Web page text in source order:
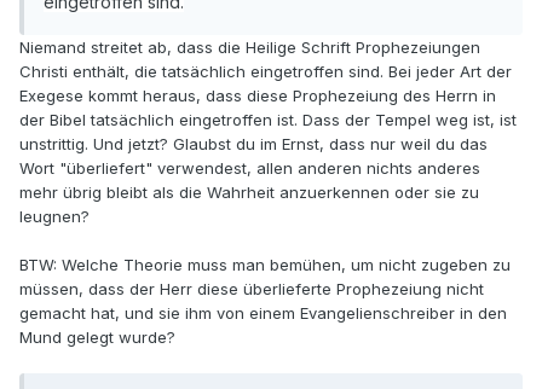
Niemand streitet ab, dass die Heilige Schrift Prophezeiungen
Christi enthält, die tatsächlich eingetroffen sind. Bei jeder Art der
Exegese kommt heraus, dass diese Prophezeiung des Herrn in
der Bibel tatsächlich eingetroffen ist. Dass der Tempel weg ist, ist
unstrittig. Und jetzt? Glaubst du im Ernst, dass nur weil du das
Wort "überliefert" verwendest, allen anderen nichts anderes
mehr übrig bleibt als die Wahrheit anzuerkennen oder sie zu
leugnen?
BTW: Welche Theorie muss man bemühen, um nicht zugeben zu
müssen, dass der Herr diese überlieferte Prophezeiung nicht
gemacht hat, und sie ihm von einem Evangelienschreiber in den
Mund gelegt wurde?